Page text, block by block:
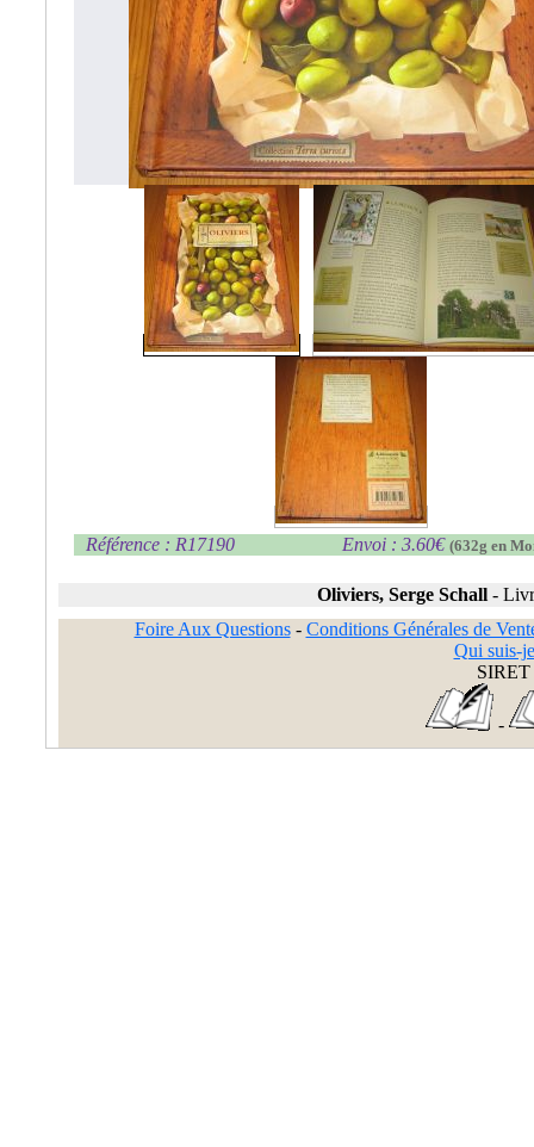
Référence : R17190 Envoi : 3.60€ (632g en
Oliviers, Serge Schall -
Foire Aux Questions- Conditions Générales de
Qui suis-
SIRET
-